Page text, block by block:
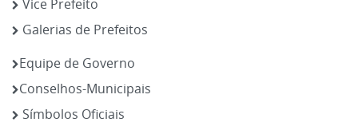
Vice Prefeito
Galerias de Prefeitos
Equipe de Governo
Conselhos-Municipais
Símbolos Oficiais